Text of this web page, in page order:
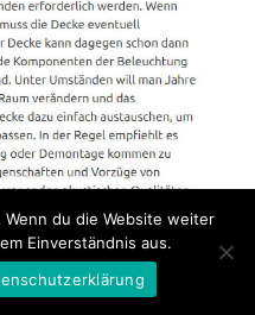
du die Website weiter
Einverständnis aus.